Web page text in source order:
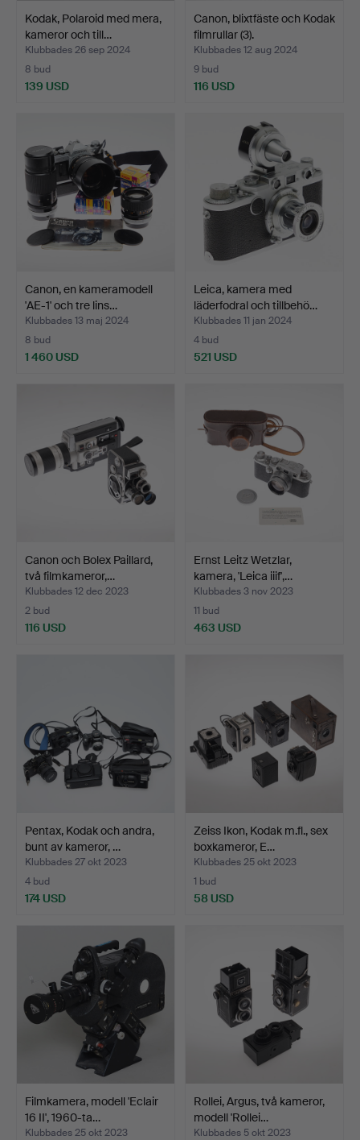
Kodak, Polaroid med mera,
kameror och till…
Klubbades 26 sep 2024
8 bud
139 USD
Canon, blixtfäste och Kodak
filmrullar (3).
Klubbades 12 aug 2024
9 bud
116 USD
Canon, en kameramodell
'AE-1' och tre lins…
Klubbades 13 maj 2024
8 bud
1 460 USD
Leica, kamera med
läderfodral och tillbehö…
Klubbades 11 jan 2024
4 bud
521 USD
Canon och Bolex Paillard,
två filmkameror,…
Klubbades 12 dec 2023
2 bud
116 USD
Ernst Leitz Wetzlar,
kamera, 'Leica iiif',…
Klubbades 3 nov 2023
11 bud
463 USD
Pentax, Kodak och andra,
bunt av kameror, …
Klubbades 27 okt 2023
4 bud
174 USD
Zeiss Ikon, Kodak m.fl., sex
boxkameror, E…
Klubbades 25 okt 2023
1 bud
58 USD
Filmkamera, modell 'Eclair
16 II', 1960-ta…
Klubbades 25 okt 2023
Rollei, Argus, två kameror,
modell 'Rollei…
Klubbades 5 okt 2023